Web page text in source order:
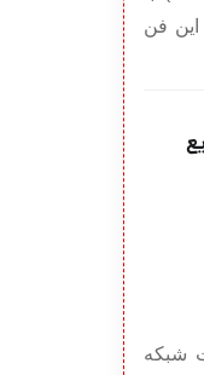
این فن
شبكه